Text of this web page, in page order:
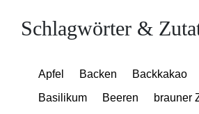
Schlagwörter &
Apfel Backen Backkakao
Basilikum
Beeren
brauner